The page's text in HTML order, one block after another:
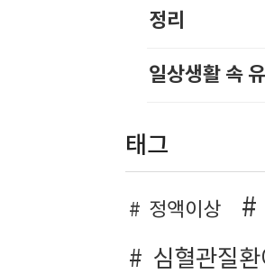
정리
일상생활 속
태그
정액이상
심혈관질